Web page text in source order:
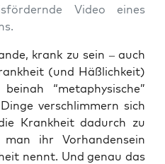
Video eines
krank zu sein – auch
(und Häß­lich­keit)
“meta­phy­si­sche”
ver­schlim­mern sich
Krank­heit dadurch zu
ihr Vor­han­den­sein
nennt. Und genau das